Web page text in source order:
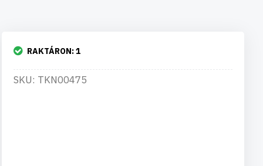
RAKTÁRON:1
SKU: TKN00475